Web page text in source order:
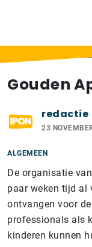
Gouden
redactie
23
ALGEMEEN
De organisatie
paar weken tijd al
ontvangen voor
professionals als
kinderen kunnen